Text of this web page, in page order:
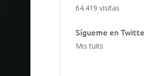
64.419 visitas
Sígueme en
Mis tuits